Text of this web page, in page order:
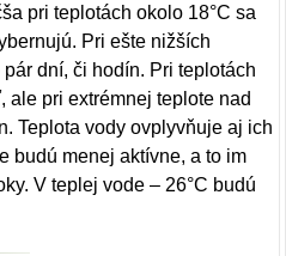
pri teplotách okolo 18°C sa
Pri ešte nižších
dní, či hodín. Pri teplotách
ale pri extrémnej teplote nad
Teplota vody ovplyvňuje aj ich
budú menej aktívne, a to im
V teplej vode – 26°C budú